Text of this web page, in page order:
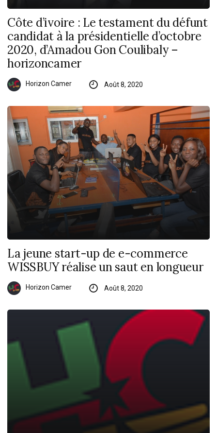
Côte d’ivoire : Le testament du défunt
candidat à la présidentielle d’octobre
2020, d’Amadou Gon Coulibaly –
horizoncamer
Horizon Camer Août 8, 2020
La jeune start-up de e-commerce
WISSBUY réalise un saut en longueur
Horizon Camer Août 8, 2020